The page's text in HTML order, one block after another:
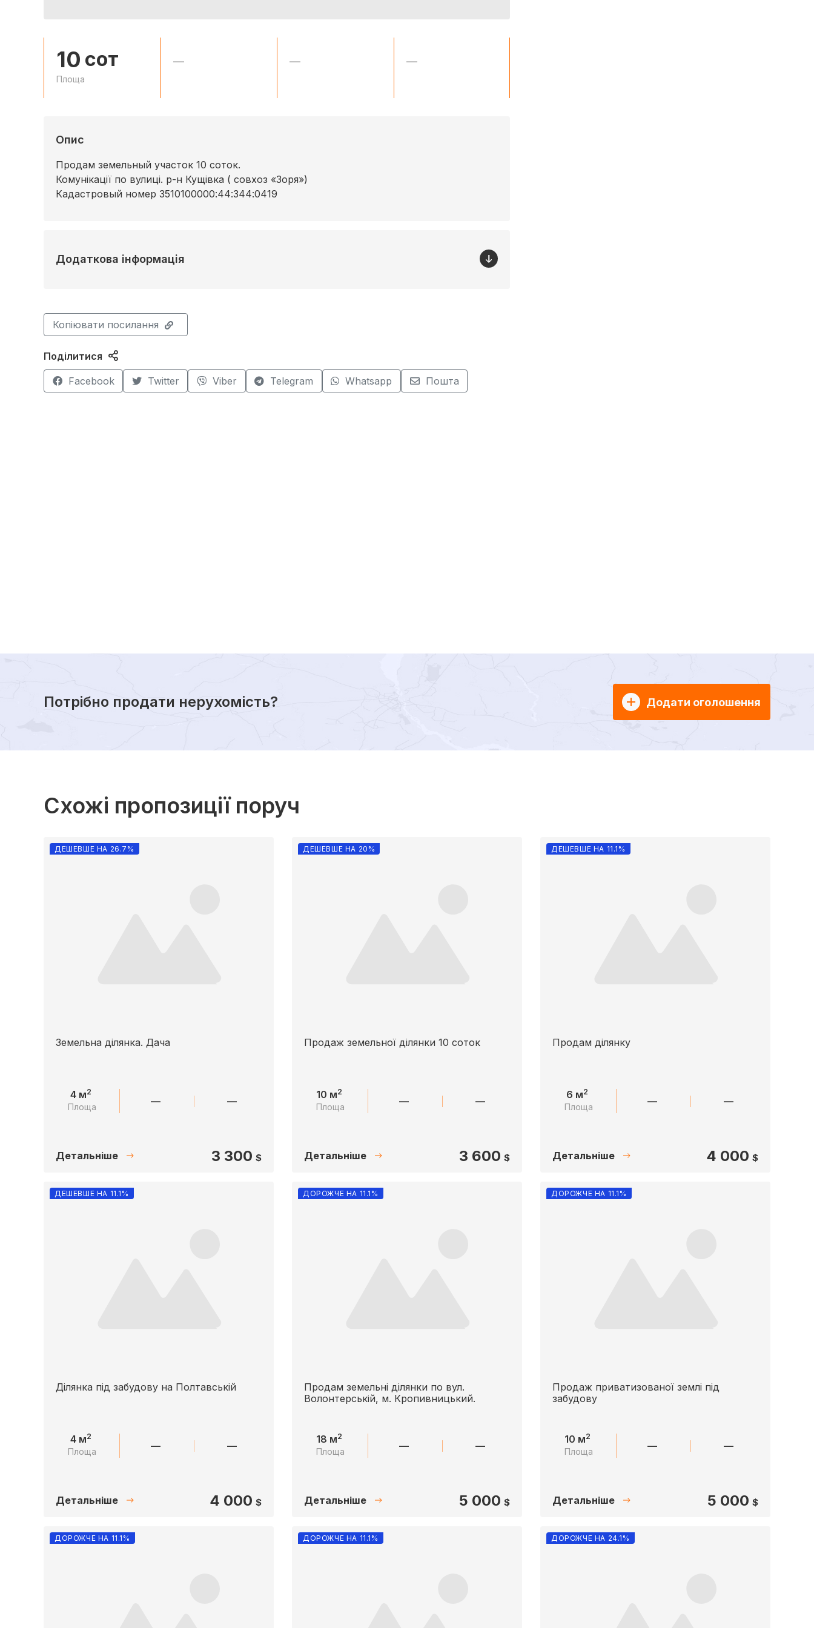
10 сот
Площа
— — —
Опис
Продам земельный участок 10 соток.
Комунікації по вулиці. р-н Кущівка ( совхоз «Зоря»)
Кадастровый номер 3510100000:44:344:0419
Додаткова інформація
Копіювати посилання
Поділитися
Facebook Twitter Viber Telegram Whatsapp Пошта
Потрібно продати нерухомість? Додати оголошення
Схожі пропозиції поруч
ДЕШЕВШЕ НА 26.7%
Земельна ділянка. Дача
4 м2
Площа — —
Детальніше 3 300 $
ДЕШЕВШЕ НА 20%
Продаж земельної ділянки 10 соток
10 м2
Площа — —
Детальніше 3 600 $
ДЕШЕВШЕ НА 11.1%
Продам ділянку
6 м2
Площа — —
Детальніше 4 000 $
ДЕШЕВШЕ НА 11.1%
Ділянка під забудову на Полтавській
4 м2
Площа — —
Детальніше 4 000 $
ДОРОЖЧЕ НА 11.1%
Продам земельні ділянки по вул.
Волонтерській, м. Кропивницький.
18 м2
Площа — —
Детальніше 5 000 $
ДОРОЖЧЕ НА 11.1%
Продаж приватизованої землі під
забудову
10 м2
Площа — —
Детальніше 5 000 $
ДОРОЖЧЕ НА 11.1% ДОРОЖЧЕ НА 11.1% ДОРОЖЧЕ НА 24.1%